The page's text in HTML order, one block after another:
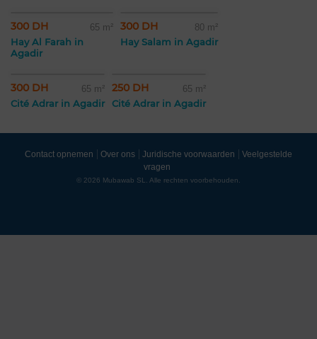
300 DH 65 m²
Hay Al Farah in
Agadir
300 DH 80 m²
Hay Salam in Agadir
300 DH 65 m²
Cité Adrar in Agadir
250 DH 65 m²
Cité Adrar in Agadir
Contact opnemen Over ons Juridische voorwaarden
Veelgestelde
vragen
© 2026 Mubawab SL. Alle rechten voorbehouden.